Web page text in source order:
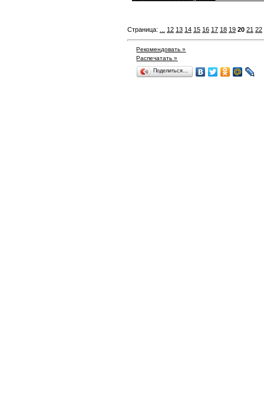
Страница: 12 13 14 15 16 17 18 19 20 21 22
Рекомендовать »
Распечатать »
Поделиться…